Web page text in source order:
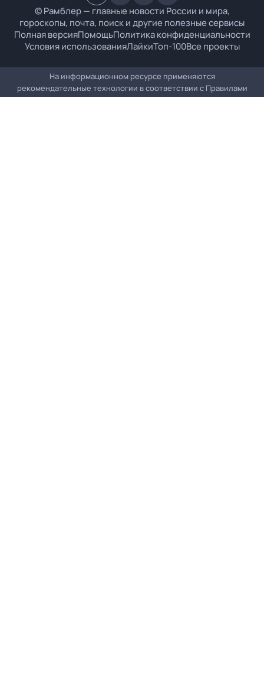
© Рамблер — главные новости России и мира,
гороскопы, почта, поиск и другие полезные сервисы
Полная версияПомощьПолитика конфиденциальности
Условия использованияЛайкиТоп-100Все проекты
На информационном ресурсе применяются
рекомендательные технологии в соответствии с Правилами